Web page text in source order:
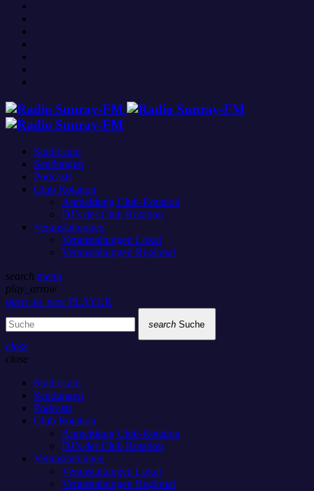
Studiocam
Sendungen
Podcasts
Club Rotation
Anmeldung Club-Rotation
DJ’s der Club Rotation
Veranstaltungen
Veranstaltungen Lokal
Veranstaltungen Regional
search menu
play_arrow
open_in_new PLAYER
search Suche
close
close
Studiocam
Sendungen
Podcasts
Club Rotation
Anmeldung Club-Rotation
DJ’s der Club Rotation
Veranstaltungen
Veranstaltungen Lokal
Veranstaltungen Regional